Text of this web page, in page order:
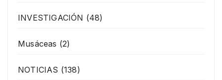
INVESTIGACIÓN (48)
Musáceas (2)
NOTICIAS (138)